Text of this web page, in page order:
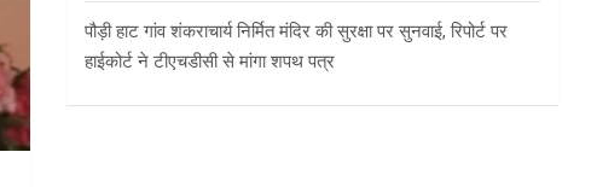
पौड़ी हाट गांव शंकराचार्य निर्मित मंदिर की सुरक्षा पर सुनवाई, रिपोर्ट पर
हाईकोर्ट ने टीएचडीसी से मांगा शपथ पत्र